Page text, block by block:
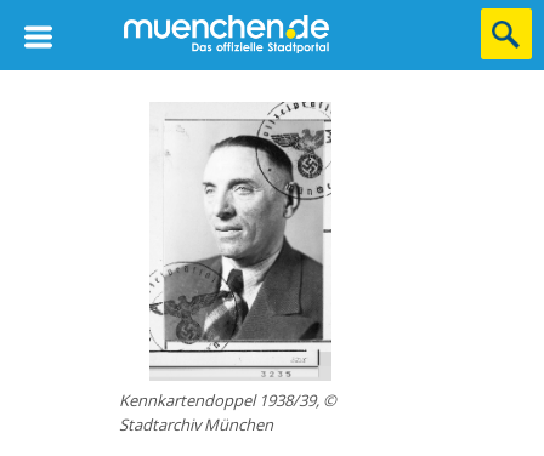
Kennkartendoppel 1938/39, ©
Stadtarchiv München